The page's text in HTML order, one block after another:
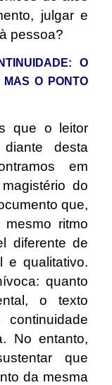
julgar e
pessoa?
O
O PONTO
que o leitor
desta
em
do
que,
ritmo
diferente de
e qualitativo.
quanto
o texto
No entanto,
que
da mesma